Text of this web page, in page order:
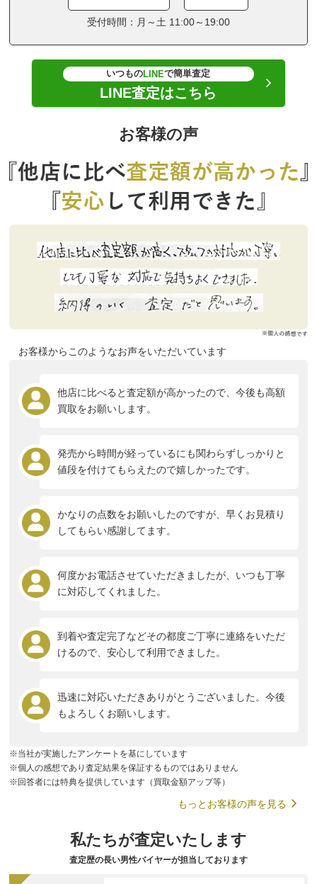
受付時間：月～土 11:00～19:00
いつものLINEで簡単査定
LINE査定はこちら
お客様の声
お客様からこのようなお声をいただいています
他店に比べると査定額が高かったので、今後も高額
買取をお願いします。
発売から時間が経っているにも関わらずしっかりと
値段を付けてもらえたので嬉しかったです。
かなりの点数をお願いしたのですが、早くお見積り
してもらい感謝してます。
何度かお電話させていただきましたが、いつも丁寧
に対応してくれました。
到着や査定完了などその都度ご丁寧に連絡をいただ
けるので、安心して利用できました。
迅速に対応いただきありがとうございました。今後
もよろしくお願いします。
※当社が実施したアンケートを基にしています
※個人の感想であり査定結果を保証するものではありません
※回答者には特典を提供しています（買取金額アップ等）
もっとお客様の声を見る
私たちが査定いたします
査定歴の長い男性バイヤーが担当しております